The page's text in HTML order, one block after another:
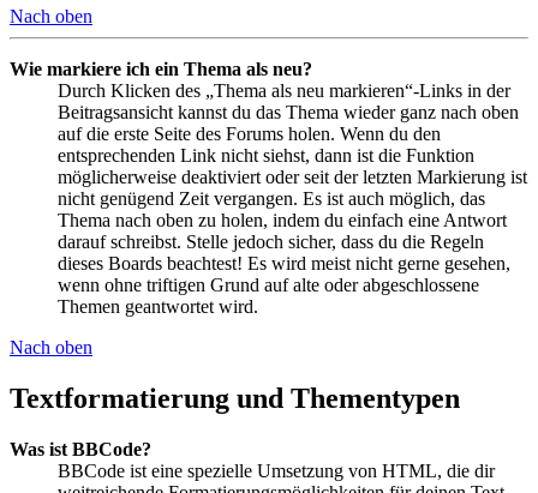
Nach oben
Wie markiere ich ein Thema als neu?
Durch Klicken des „Thema als neu markieren“-Links in der
Beitragsansicht kannst du das Thema wieder ganz nach oben
auf die erste Seite des Forums holen. Wenn du den
entsprechenden Link nicht siehst, dann ist die Funktion
möglicherweise deaktiviert oder seit der letzten Markierung ist
nicht genügend Zeit vergangen. Es ist auch möglich, das
Thema nach oben zu holen, indem du einfach eine Antwort
darauf schreibst. Stelle jedoch sicher, dass du die Regeln
dieses Boards beachtest! Es wird meist nicht gerne gesehen,
wenn ohne triftigen Grund auf alte oder abgeschlossene
Themen geantwortet wird.
Nach oben
Textformatierung und Thementypen
Was ist BBCode?
BBCode ist eine spezielle Umsetzung von HTML, die dir